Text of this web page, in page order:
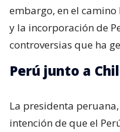
embargo, en el
y la incorporación de
controversias que ha
Perú junto a
La presidenta peruana,
intención de que el